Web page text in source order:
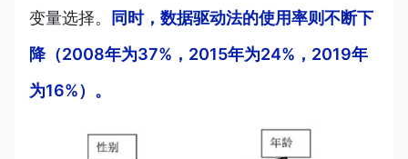
变量选择。
同时，数据驱动法的使用率则不断下
降（2008年为37%，2015年为24%，2019年
为16%）。